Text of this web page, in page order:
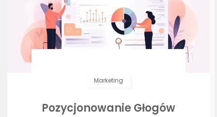
Marketing
Pozycjonowanie Głogów